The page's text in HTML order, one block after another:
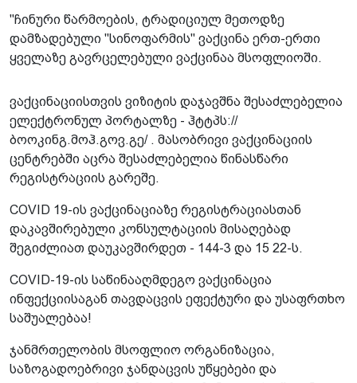
"ჩინური წარმოების, ტრადიციულ მეთოდზე
დამზადებული "სინოფარმის" ვაქცინა ერთ-ერთი
ყველაზე გავრცელებული ვაქცინაა მსოფლიოში.
ვაქცინაციისთვის ვიზიტის დაჯავშნა შესაძლებელია
ელექტრონულ პორტალზე - ჰტტპს://
ბოოკინგ.მოჰ.გოვ.გე/ . მასობრივი ვაქცინაციის
ცენტრებში აცრა შესაძლებელია წინასწარი
რეგისტრაციის გარეშე.
COVID 19-ის ვაქცინაციაზე რეგისტრაციასთან
დაკავშირებული კონსულტაციის მისაღებად
შეგიძლიათ დაუკავშირდეთ - 144-3 და 15 22-ს.
COVID-19-ის საწინააღმდეგო ვაქცინაცია
ინფექციისაგან თავდაცვის ეფექტური და უსაფრთხო
საშუალებაა!
ჯანმრთელობის მსოფლიო ორგანიზაცია,
საზოგადოებრივი ჯანდაცვის უწყებები და